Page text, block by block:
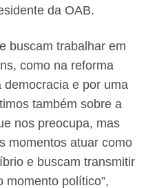
da OAB.
buscam trabalhar em
como na reforma
e por uma
também sobre a
nos preocupa, mas
momentos atuar como
e buscam transmitir
momento político”,